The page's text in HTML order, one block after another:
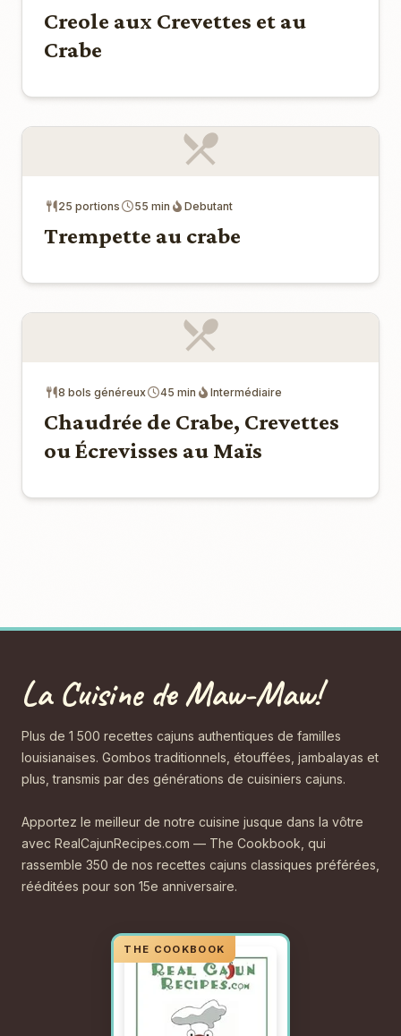
Creole aux Crevettes et au
Crabe
25 portions 55 min Debutant
Trempette au crabe
8 bols généreux 45 min Intermédiaire
Chaudrée de Crabe, Crevettes
ou Écrevisses au Maïs
La Cuisine de Maw-Maw!
Plus de 1 500 recettes cajuns authentiques de familles
louisianaises. Gombos traditionnels, étouffées, jambalayas et
plus, transmis par des générations de cuisiniers cajuns.
Apportez le meilleur de notre cuisine jusque dans la vôtre
avec RealCajunRecipes.com — The Cookbook, qui
rassemble 350 de nos recettes cajuns classiques préférées,
rééditées pour son 15e anniversaire.